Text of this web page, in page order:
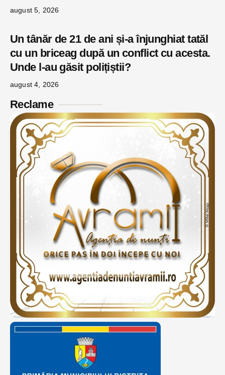
august 5, 2026
Un tânăr de 21 de ani și-a înjunghiat tatăl
cu un briceag după un conflict cu acesta.
Unde l-au găsit polițiștii?
august 4, 2026
Reclame